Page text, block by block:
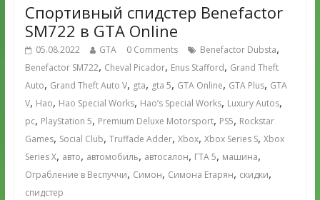
Спортивный спидстер Benefactor
SM722 в GTA Online
05.08.2022 GTA 0 Comments Benefactor Dubsta,
Benefactor SM722, Cheval Picador, Enus Stafford, Grand Theft
Auto, Grand Theft Auto V, gta, gta 5, GTA Online, GTA Plus, GTA
V, Hao, Hao Special Works, Hao’s Special Works, Luxury Autos,
pc, PlayStation 5, Premium Deluxe Motorsport, PS5, Rockstar
Games, Social Club, Truffade Adder, Xbox, Xbox Series S, Xbox
Series X, авто, автомобиль, автосалон, ГТА 5, машина,
Ограбление в Веспуччи, Симон, Симона Етарян, скидки,
спидстер